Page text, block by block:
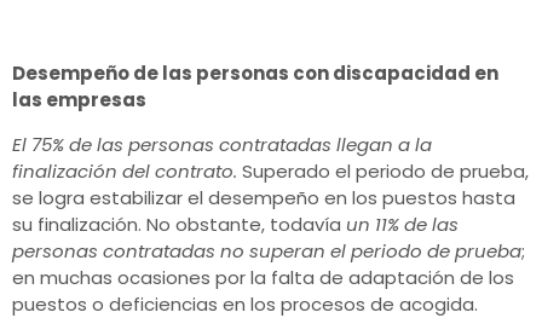
Desempeño de las personas con discapacidad en
las empresas
El 75% de las personas contratadas llegan a la
finalización del contrato. Superado el periodo de prueba,
se logra estabilizar el desempeño en los puestos hasta
su finalización. No obstante, todavía un 11% de las
personas contratadas no superan el periodo de prueba;
en muchas ocasiones por la falta de adaptación de los
puestos o deficiencias en los procesos de acogida.